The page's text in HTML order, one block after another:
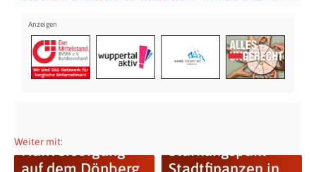
Weiter mit:
Nahversorgung
auf dem Dönberg
Stadtfinanzen in